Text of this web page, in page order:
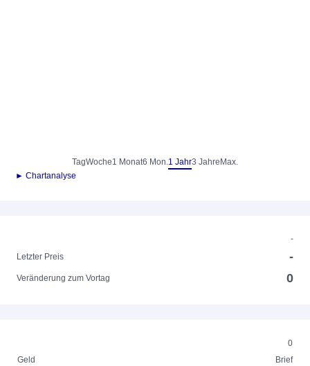
TagWoche1 Monat6 Mon.1 Jahr3 Jahre Max.
► Chartanalyse
-
Letzter Preis
-
Veränderung zum Vortag 0
0
Geld
Brief